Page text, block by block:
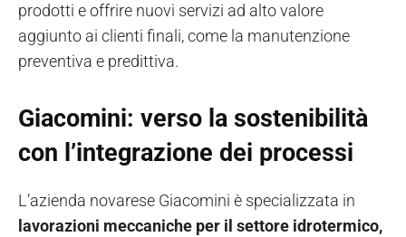
prodotti e offrire nuovi servizi ad alto valore
aggiunto ai clienti finali, come la manutenzione
preventiva e predittiva.
Giacomini: verso la sostenibilità
con l’integrazione dei processi
L’azienda novarese Giacomini è specializzata in
lavorazioni meccaniche per il settore idrotermico,